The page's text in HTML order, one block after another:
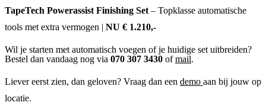
TapeTech Powerassist Finishing Set – Topklasse automatische
tools met extra vermogen | NU € 1.210,-
Wil je starten met automatisch voegen of je huidige set uitbreiden?
Bestel dan vandaag nog via 070 307 3430 ofmail.
Liever eerst zien, dan geloven? Vraag dan een demo aan bij jouw op
locatie.